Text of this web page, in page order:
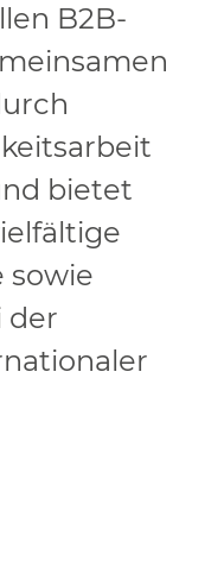
B2B-
bietet
sowie
der